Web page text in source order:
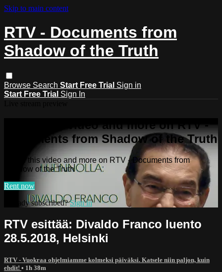
Skip to main content
RTV - Documents from
Shadow of the Truth
Browse Search Start Free Trial Sign in
Start Free Trial Sign In
Watch this video and more on RTV -
Documents from Shadow of the Truth
Watch this video and more on RTV - Documents from
Shadow of the Truth
Rent now
Already subscribed?Sign in
RTV esittää: Divaldo Franco luento
28.5.2018, Helsinki
RTV - Vuokraa ohjelmiamme kolmeksi päiväksi. Katsele niin paljon, kuin
ehdit! • 1h 38m